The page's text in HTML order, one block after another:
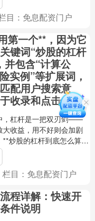
受认可的正规炒....
目： 免息配资门户
第一个**，因为它
键词“炒股的杠杆
并包含“计算公
实例”等扩展词，
配用户搜索意
收录和点击。
，杠杆是一把双刃剑——
大收益，用不好则会加剧
**炒股的杠杆到底怎么算
解析杠杆的计算公式，并
例，....
栏目： 免息配资门户
程详解：快速开
件说明